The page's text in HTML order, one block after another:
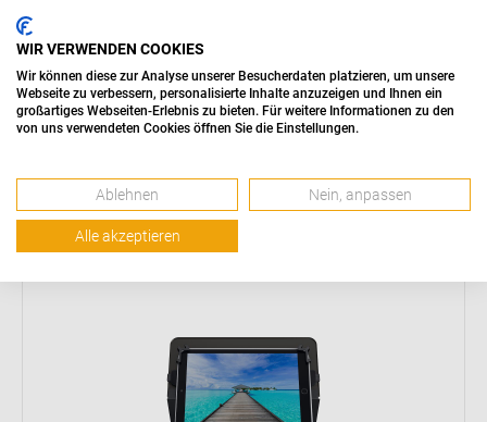
kurzfristig Verfügbar, Lieferung in 7 Tage
Abholung in Brixen innerhalb 1-4 Tage
Abholung in Bruneck innerhalb 1-4 Tage
WIR VERWENDEN COOKIES
Wir können diese zur Analyse unserer Besucherdaten platzieren, um unsere
Webseite zu verbessern, personalisierte Inhalte anzuzeigen und Ihnen ein
großartiges Webseiten-Erlebnis zu bieten. Für weitere Informationen zu den
von uns verwendeten Cookies öffnen Sie die Einstellungen.
Ablehnen Nein, anpassen
Alle akzeptieren